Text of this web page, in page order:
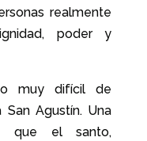
realmente
poder y
muy difícil de
Agustín. Una
que el santo,